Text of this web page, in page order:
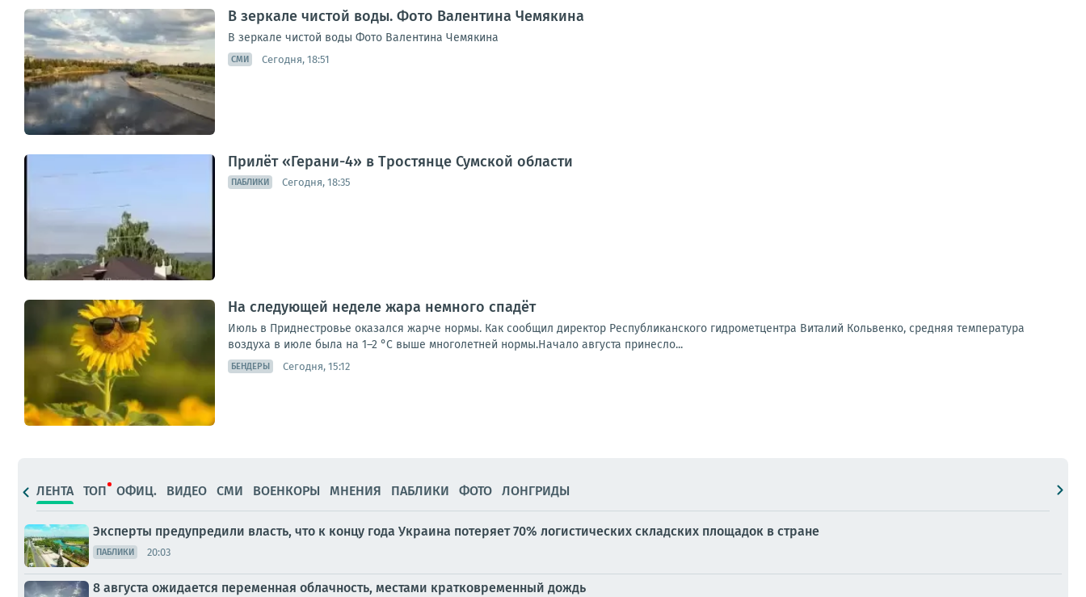
В зеркале чистой воды. Фото Валентина Чемякина
В зеркале чистой воды Фото Валентина Чемякина
СМИ Сегодня, 18:51
Прилёт «Герани-4» в Тростянце Сумской области
ПАБЛИКИ Сегодня, 18:35
На следующей неделе жара немного спадёт
Июль в Приднестровье оказался жарче нормы. Как сообщил директор Республиканского гидрометцентра Виталий Кольвенко, средняя температура
воздуха в июле была на 1–2 °С выше многолетней нормы.Начало августа принесло...
БЕНДЕРЫ Сегодня, 15:12
ЛЕНТА ТОП ОФИЦ. ВИДЕО СМИ ВОЕНКОРЫ МНЕНИЯ ПАБЛИКИ ФОТО ЛОНГРИДЫ
Эксперты предупредили власть, что к концу года Украина потеряет 70% логистических складских площадок в стране
ПАБЛИКИ 20:03
8 августа ожидается переменная облачность, местами кратковременный дождь